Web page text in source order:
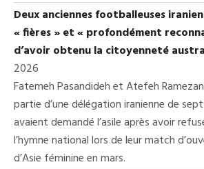
Deux anciennes footballeuses
« fières » et « profondément
d’avoir obtenu la citoyenneté
2026
Fatemeh Pasandideh et Atefeh
partie d’une délégation iranienne de
avaient demandé l’asile après avoir
l’hymne national lors de leur match
d’Asie féminine en mars.